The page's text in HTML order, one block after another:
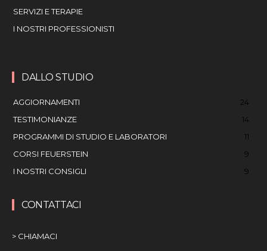
SERVIZI E TERAPIE
I NOSTRI PROFESSIONISTI
DALLO STUDIO
AGGIORNAMENTI
24
TESTIMONIANZE
14
PROGRAMMI DI STUDIO E LABORATORI
11
CORSI FEUERSTEIN
9
I NOSTRI CONSIGLI
9
CONTATTACI
> CHIAMACI